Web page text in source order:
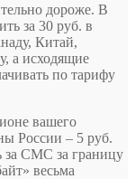
дороже. В
за 30 руб. в
Китай,
а исходящие
по тарифу
вашего
России – 5 руб.
за СМС за границу
весьма